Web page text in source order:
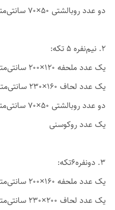
دو عدد روبالشتی ۵۰×۷۰ سانتی‌متر
2. نیم‌نفره ۵ تکه:
یک عدد ملحفه ۱۲۰×۲۰۰ سانتی‌متر
یک عدد لحاف ۱۶۰×۲۳۰ سانتی‌متر
دو عدد روبالشتی ۵۰×۷۰ سانتی‌متر
یک عدد روکوسنی
3. دو‌نفره6تکه:
یک عدد ملحفه ۱۶۰×۲۰۰ سانتی‌متر
یک عدد لحاف ۲۰۰×۲۳۰ سانتی‌متر